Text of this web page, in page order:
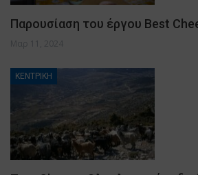
Παρουσίαση του έργου Best
Μαρ 11, 2024
ΚΕΝΤΡΙΚΗ